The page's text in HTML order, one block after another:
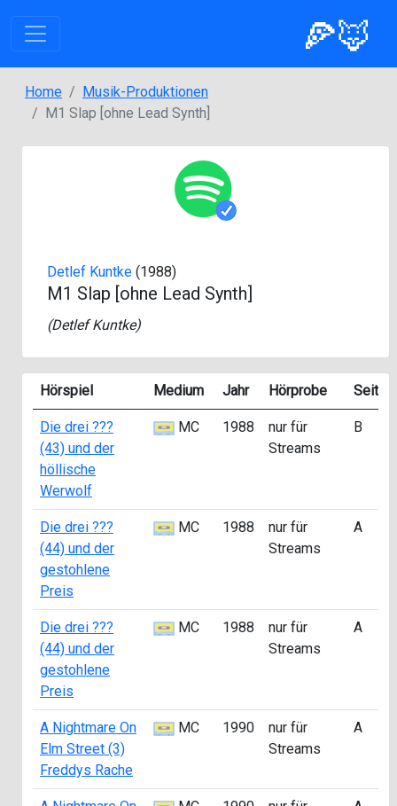
🍕🦊
Home
Musik-Produktionen
M1 Slap [ohne Lead Synth]
Detlef Kuntke (1988)
M1 Slap [ohne Lead Synth]
(Detlef Kuntke)
Hörspiel Medium Jahr Hörprobe Seite
Die drei ???
(43) und der
höllische
Werwolf
MC 1988
nur für
Streams
B
Die drei ???
(44) und der
gestohlene
Preis
MC 1988
nur für
Streams
A
Die drei ???
(44) und der
gestohlene
Preis
MC 1988
nur für
Streams
A
A Nightmare On
Elm Street (3)
Freddys Rache
MC 1990
nur für
Streams
A